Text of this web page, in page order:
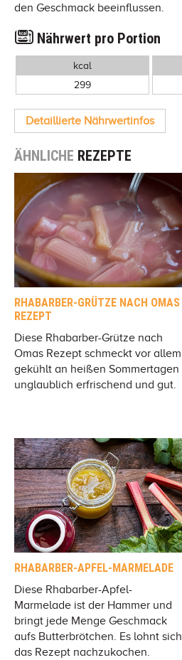
den Geschmack beeinflussen.
Nährwert pro Portion
kcal
299
Detaillierte Nährwertinfos
ÄHNLICHE REZEPTE
RHABARBER-GRÜTZE NACH OMAS
REZEPT
Diese Rhabarber-Grütze nach
Omas Rezept schmeckt vor allem
gekühlt an heißen Sommertagen
unglaublich erfrischend und gut.
RHABARBER-APFEL-MARMELADE
Diese Rhabarber-Apfel-
Marmelade ist der Hammer und
bringt jede Menge Geschmack
aufs Butterbrötchen. Es lohnt
das Rezept nachzukochen.